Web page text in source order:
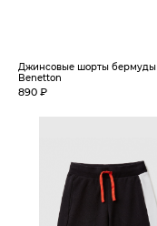
Джинсовые шорты бермуды
Benetton
890 ₽